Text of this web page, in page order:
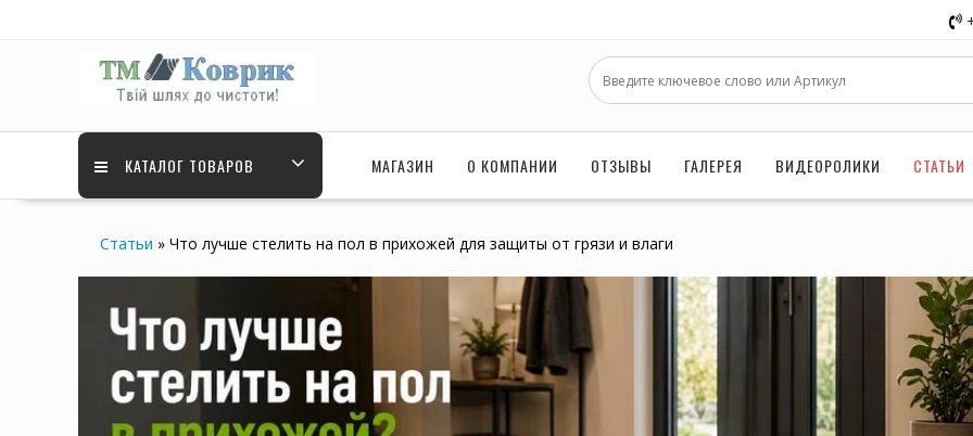
КАТАЛОГ ТОВАРОВ МАГАЗИН О КОМПАНИИ ОТЗЫВЫ ГАЛЕРЕЯ ВИДЕОРОЛИКИ СТАТЬИ
Статьи » Что лучше стелить на пол в прихожей для защиты от грязи и влаги